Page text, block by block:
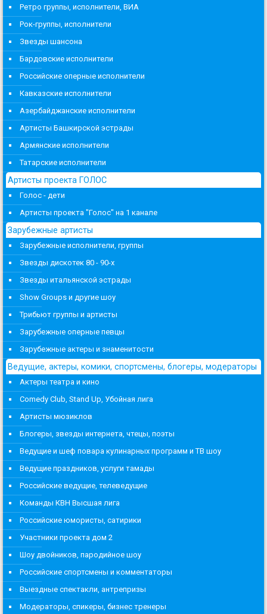
Ретро группы, исполнители, ВИА
Рок-группы, исполнители
Звезды шансона
Бардовские исполнители
Российские оперные исполнители
Кавказские исполнители
Азербайджанские исполнители
Артисты Башкирской эстрады
Армянские исполнители
Татарские исполнители
Артисты проекта ГОЛОС
Голос - дети
Артисты проекта "Голос" на 1 канале
Зарубежные артисты
Зарубежные исполнители, группы
Звезды дискотек 80 - 90-х
Звезды итальянской эстрады
Show Groups и другие шоу
Трибьют группы и артисты
Зарубежные оперные певцы
Зарубежные актеры и знаменитости
Ведущие, актеры, комики, спортсмены, блогеры, модераторы
Актеры театра и кино
Comedy Club, Stand Up, Убойная лига
Артисты мюзиклов
Блогеры, звезды интернета, чтецы, поэты
Ведущие и шеф повара кулинарных программ и ТВ шоу
Ведущие праздников, услуги тамады
Российские ведущие, телеведущие
Команды КВН Высшая лига
Российские юмористы, сатирики
Участники проекта дом 2
Шоу двойников, пародийное шоу
Российские спортсмены и комментаторы
Выездные спектакли, антрепризы
Модераторы, спикеры, бизнес тренеры